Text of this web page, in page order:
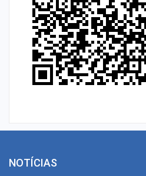
NOTÍCIAS